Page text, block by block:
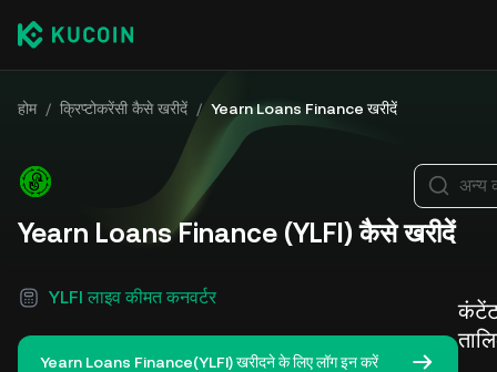
होम / क्रिप्टोकरेंसी कैसे खरीदें / Yearn Loans Finance खरीदें
Yearn Loans Finance (YLFI) कैसे खरीदें
YLFI लाइव कीमत कनवर्टर
Yearn Loans Finance(YLFI) खरीदने के लिए लॉग इन करें
अन्य